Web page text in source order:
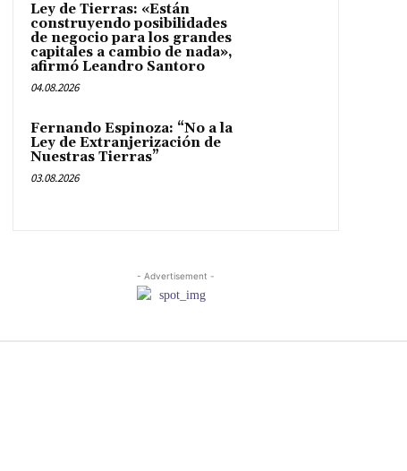
Ley de Tierras: «Están
construyendo posibilidades
de negocio para los grandes
capitales a cambio de nada»,
afirmó Leandro Santoro
04.08.2026
Fernando Espinoza: “No a la
Ley de Extranjerización de
Nuestras Tierras”
03.08.2026
- Advertisement -